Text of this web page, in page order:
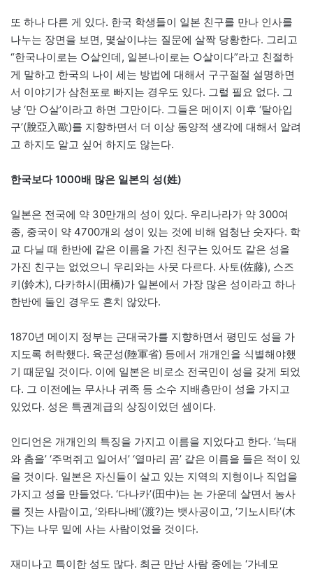
또 하나 다른 게 있다. 한국 학생들이 일본 친구를 만나 인사를
나누는 장면을 보면, 몇살이냐는 질문에 살짝 당황한다. 그리고
“한국나이로는 ○살인데, 일본나이로는 ○살이다”라고 친절하
게 말하고 한국의 나이 세는 방법에 대해서 구구절절 설명하면
서 이야기가 삼천포로 빠지는 경우도 있다. 그럴 필요 없다. 그
냥 ‘만 ○살’이라고 하면 그만이다. 그들은 메이지 이후 ‘탈아입
구’(脫亞入歐)를 지향하면서 더 이상 동양적 생각에 대해서 알려
고 하지도 알고 싶어 하지도 않는다.
한국보다 1000배 많은 일본의 성(姓)
일본은 전국에 약 30만개의 성이 있다. 우리나라가 약 300여
종, 중국이 약 4700개의 성이 있는 것에 비해 엄청난 숫자다. 학
교 다닐 때 한반에 같은 이름을 가진 친구는 있어도 같은 성을
가진 친구는 없었으니 우리와는 사뭇 다르다. 사토(佐藤), 스즈
키(鈴木), 다카하시(田橋)가 일본에서 가장 많은 성이라고 하나
한반에 둘인 경우도 흔치 않았다.
1870년 메이지 정부는 근대국가를 지향하면서 평민도 성을 가
지도록 허락했다. 육군성(陸軍省) 등에서 개개인을 식별해야했
기 때문일 것이다. 이에 일본은 비로소 전국민이 성을 갖게 되었
다. 그 이전에는 무사나 귀족 등 소수 지배층만이 성을 가지고
있었다. 성은 특권계급의 상징이었던 셈이다.
인디언은 개개인의 특징을 가지고 이름을 지었다고 한다. ‘늑대
와 춤을’ ‘주먹쥐고 일어서’ ‘열마리 곰’ 같은 이름을 들은 적이 있
을 것이다. 일본은 자신들이 살고 있는 지역의 지형이나 직업을
가지고 성을 만들었다. ‘다나카’(田中)는 논 가운데 살면서 농사
를 짓는 사람이고, ‘와타나베’(渡?)는 뱃사공이고, ‘기노시타’(木
下)는 나무 밑에 사는 사람이었을 것이다.
재미나고 특이한 성도 많다. 최근 만난 사람 중에는 ‘가네모